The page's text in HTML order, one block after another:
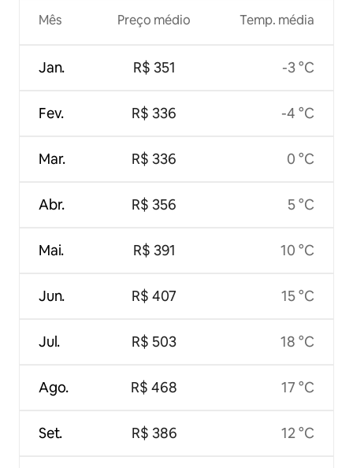
Mês
Jan.
Fev.
Mar.
Abr.
Mai.
Jun.
Jul.
Ago.
Set.
Preço médio
R$ 351
R$ 336
R$ 336
R$ 356
R$ 391
R$ 407
R$ 503
R$ 468
R$ 386
Temp. média
-3 °C
-4 °C
0 °C
5 °C
10 °C
15 °C
18 °C
17 °C
12 °C